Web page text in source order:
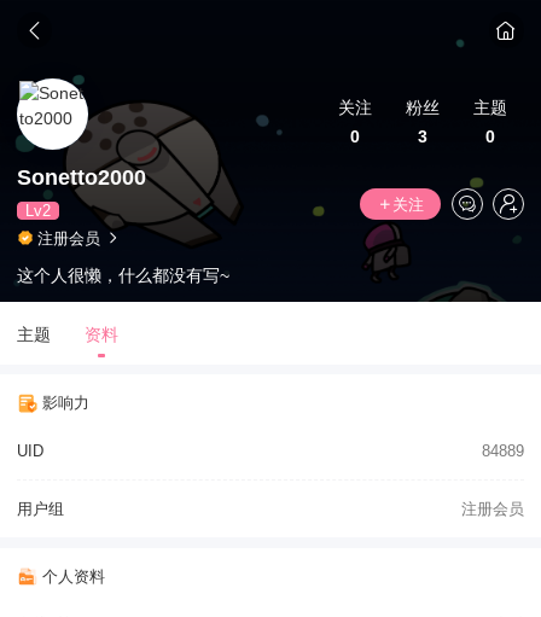
关注
0
粉丝
3
主题
0
Sonetto2000
Lv2
关注
注册会员
这个人很懒，什么都没有写~
主题 资料
影响力
UID 84889
用户组 注册会员
个人资料